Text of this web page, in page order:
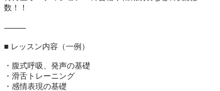
数！！
⸻
■ レッスン内容（一例）
・腹式呼吸、発声の基礎
・滑舌トレーニング
・感情表現の基礎